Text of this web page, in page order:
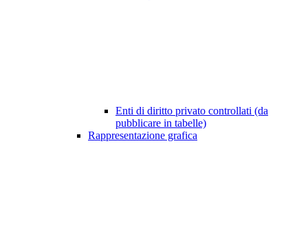
Enti di diritto privato controllati (da
pubblicare in tabelle)
Rappresentazione grafica